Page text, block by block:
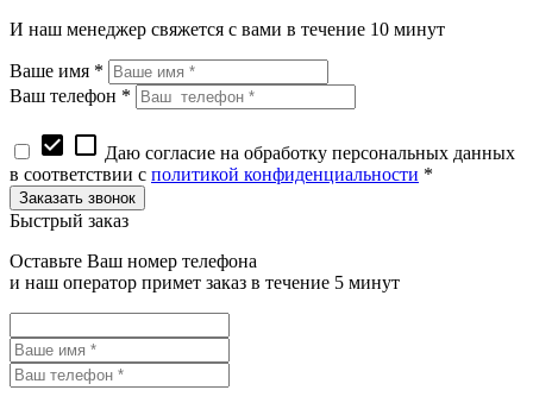
И наш менеджер свяжется с вами в течение 10 минут
Ваше имя *
Ваш телефон *
check_box check_box_outline_blank Даю согласие на обработку персональных данных
в соответствии с политикой конфиденциальности *
Быстрый заказ
Оставьте Ваш номер телефона
и наш оператор примет заказ в течение 5 минут